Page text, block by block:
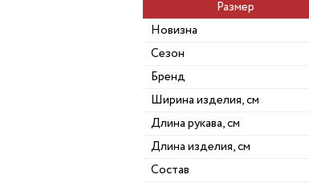
Размер
Новизна
Сезон
Бренд
Ширина изделия, см
Длина рукава, см
Длина изделия, см
Состав